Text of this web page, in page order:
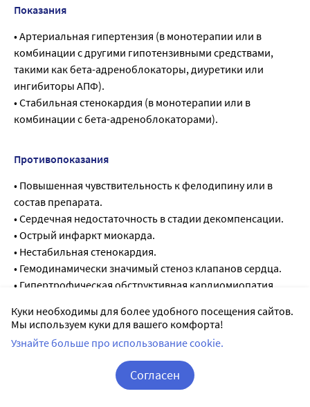
Показания
• Артериальная гипертензия (в монотерапии или в
комбинации с другими гипотензивными средствами,
такими как бета-адреноблокаторы, диуретики или
ингибиторы АПФ).
• Стабильная стенокардия (в монотерапии или в
комбинации с бета-адреноблокаторами).
Противопоказания
• Повышенная чувствительность к фелодипину или в
состав препарата.
• Сердечная недостаточность в стадии декомпенсации.
• Острый инфаркт миокарда.
• Нестабильная стенокардия.
• Гемодинамически значимый стеноз клапанов сердца.
• Гипертрофическая обструктивная кардиомиопатия.
установлены).
• Непереносимость лактозы, дефицит лактазы, глюкозо-
галактозная мальабсорбция.
• Беременность, период грудного вскармливания (см.
раздел «Применение при беременности и в период
Куки необходимы для более удобного посещения сайтов.
Мы используем куки для вашего комфорта!
Узнайте больше про использование cookie.
Согласен